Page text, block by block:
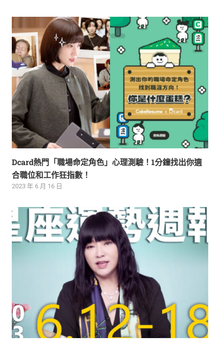
Dcard熱門「職場命定角色」心理測驗！1分鐘找出你適
合職位和工作狂指數！
2023 年 6 月 16 日